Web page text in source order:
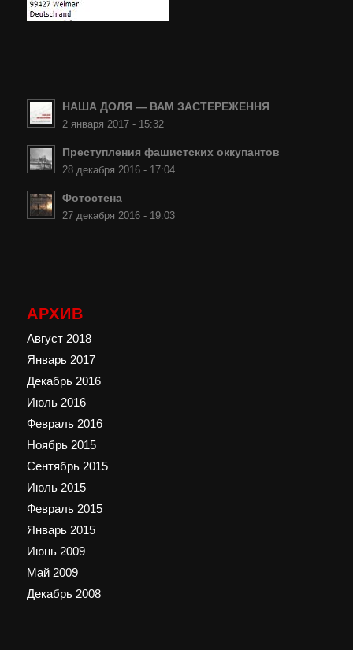
НАША ДОЛЯ — ВАМ ЗАСТЕРЕЖЕННЯ
2 января 2017 - 15:32
Преступления фашистских оккупантов
28 декабря 2016 - 17:04
Фотостена
27 декабря 2016 - 19:03
АРХИВ
Август 2018
Январь 2017
Декабрь 2016
Июль 2016
Февраль 2016
Ноябрь 2015
Сентябрь 2015
Июль 2015
Февраль 2015
Январь 2015
Июнь 2009
Май 2009
Декабрь 2008